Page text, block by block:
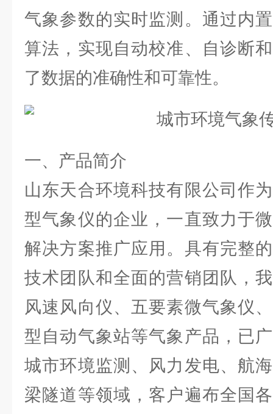
气象参数的实时监测。通过内
算法，实现自动校准、自诊断
了数据的准确性和可靠性。
一、产品简介
山东天合环境科技有限公司作
型气象仪的企业，一直致力于
解决方案推广应用。具有完整
技术团队和全面的营销团队，
风速风向仪、五要素微气象仪
型自动气象站等气象产品，已
城市环境监测、风力发电、航
梁隧道等领域，客户遍布全国